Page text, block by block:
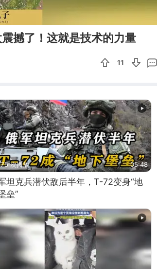
撼了！这就是技术的力量
11
次播放 05:48
坦克兵潜伏敌后半年，T-72变身“地
垒”